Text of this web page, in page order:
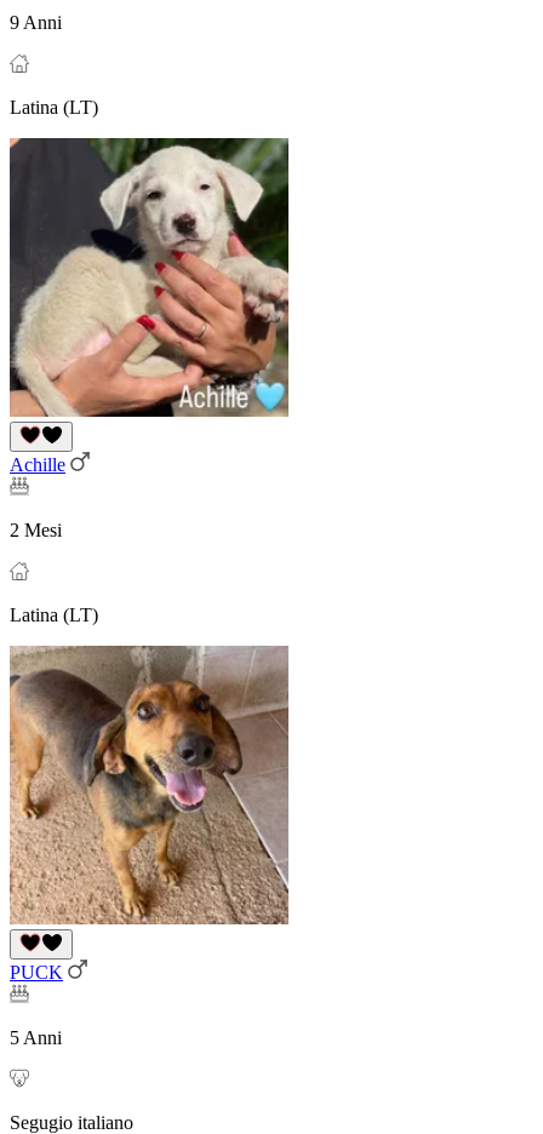
9 Anni
Latina (LT)
Achille
2 Mesi
Latina (LT)
PUCK
5 Anni
Segugio italiano